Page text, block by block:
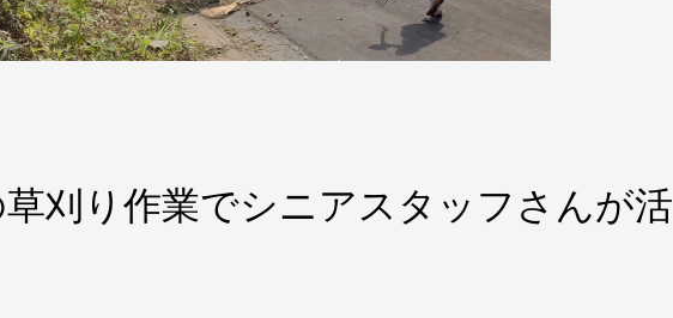
刈り作業でシニアスタッフさんが活